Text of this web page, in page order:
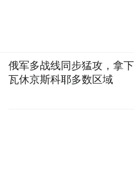
俄军多战线同步猛攻，拿下
瓦休京斯科耶多数区域